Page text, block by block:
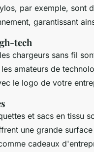
par exemple, sont
garantissant
tech
chargeurs sans fil
amateurs de
le logo de votre
et sacs en tissu
une grande
cadeaux